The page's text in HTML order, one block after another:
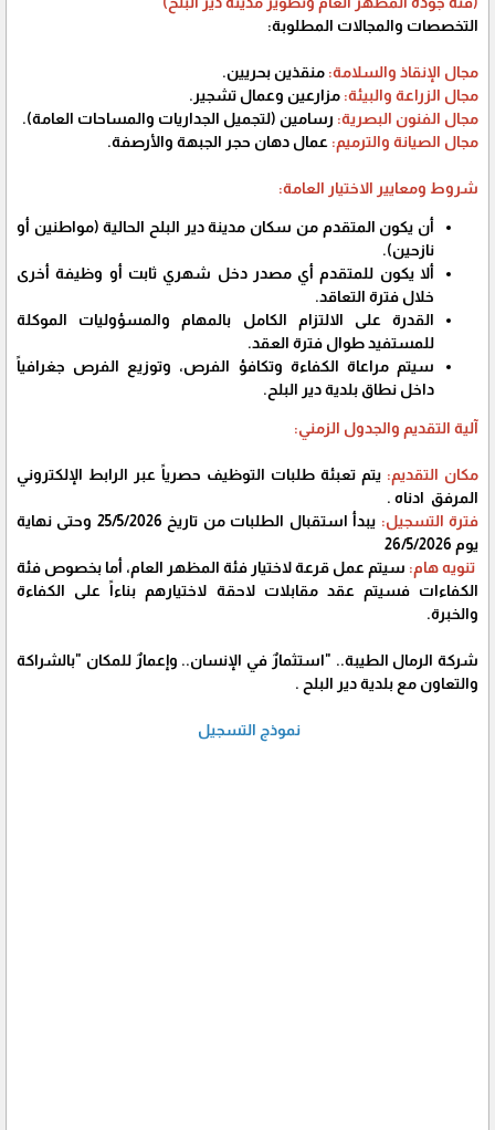
التخصصات والمجالات المطلوبة:
مجال الإنقاذ والسلامة: منقذين بحريين.
مجال الزراعة والبيئة: مزارعين وعمال تشجير.
مجال الفنون البصرية: رسامين (لتجميل الجداريات والمساحات العامة).
مجال الصيانة والترميم: عمال دهان حجر الجبهة والأرصفة.
شروط ومعايير الاختيار العامة:
أن يكون المتقدم من سكان مدينة دير البلح الحالية (مواطنين أو
نازحين).
ألا يكون للمتقدم أي مصدر دخل شهري ثابت أو وظيفة أخرى
خلال فترة التعاقد.
القدرة على الالتزام الكامل بالمهام والمسؤوليات الموكلة
للمستفيد طوال فترة العقد.
سيتم مراعاة الكفاءة وتكافؤ الفرص، وتوزيع الفرص جغرافياً
داخل نطاق بلدية دير البلح.
آلية التقديم والجدول الزمني:
مكان التقديم: يتم تعبئة طلبات التوظيف حصرياً عبر الرابط الإلكتروني
المرفق ادناه .
فترة التسجيل:
يبدأ استقبال الطلبات من تاريخ 25/5/2026 وحتى نهاية
يوم 26/5/2026
تنويه هام: سيتم عمل قرعة لاختيار فئة المظهر العام، أما بخصوص فئة
الكفاءات فسيتم عقد مقابلات لاحقة لاختيارهم بناءاً على الكفاءة
والخبرة.
شركة الرمال الطيبة.. "استثمارٌ في الإنسان.. وإعمارٌ للمكان "بالشراكة
والتعاون مع بلدية دير البلح .
نموذج التسجيل